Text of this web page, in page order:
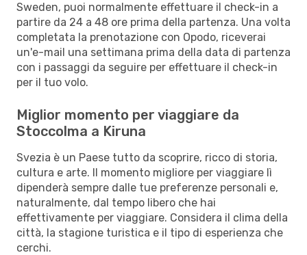
Sweden, puoi normalmente effettuare il check-in a
partire da 24 a 48 ore prima della partenza. Una volta
completata la prenotazione con Opodo, riceverai
un'e-mail una settimana prima della data di partenza
con i passaggi da seguire per effettuare il check-in
per il tuo volo.
Miglior momento per viaggiare da
Stoccolma a Kiruna
Svezia è un Paese tutto da scoprire, ricco di storia,
cultura e arte. Il momento migliore per viaggiare lì
dipenderà sempre dalle tue preferenze personali e,
naturalmente, dal tempo libero che hai
effettivamente per viaggiare. Considera il clima della
città, la stagione turistica e il tipo di esperienza che
cerchi.